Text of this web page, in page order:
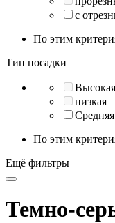
с
По этим
Тип посадки
Высокая
низкая
Средняя
По этим
Ещё фильтры
Темно-